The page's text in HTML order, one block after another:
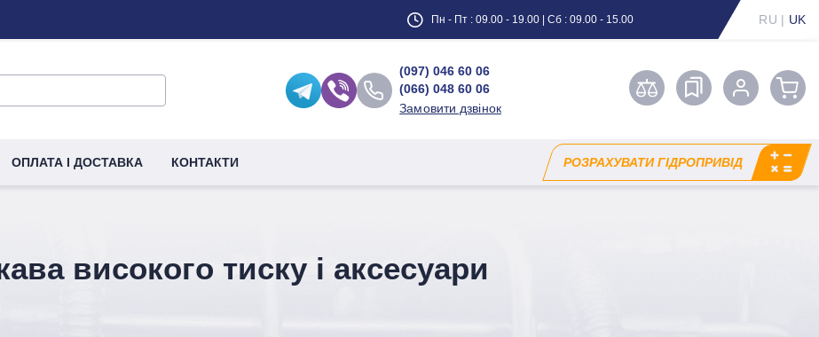
Пн - Пт : 09.00 - 19.00 | Сб : 09.00 - 15.00 RU | UK
(097) 046 60 06
(066) 048 60 06
Замовити дзвінок
ОПЛАТА І ДОСТАВКА КОНТАКТИ РОЗРАХУВАТИ ГІДРОПРИВІД
високого тиску і аксесуари